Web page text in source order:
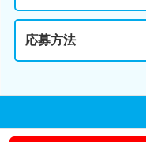
応募方法